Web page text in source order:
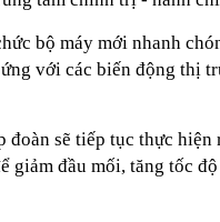
bộ máy mới nhanh
với các biến động thị
đoàn sẽ tiếp tục thực
giảm đầu mối, tăng tốc